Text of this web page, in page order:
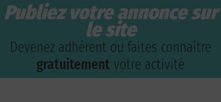
Publiez votre annonce sur
le site
Devenez adhérent ou faites connaître
gratuitement votre activité